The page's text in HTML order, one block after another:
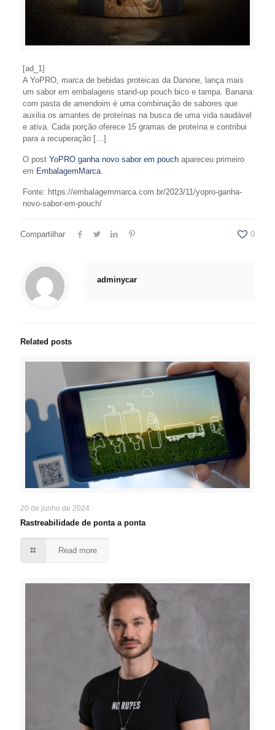
[ad_1]
A YoPRO, marca de bebidas proteicas da Danone, lança mais
um sabor em embalagens stand-up pouch bico e tampa. Banana
com pasta de amendoim é uma combinação de sabores que
auxilia os amantes de proteínas na busca de uma vida saudável
e ativa. Cada porção oferece 15 gramas de proteína e contribui
para a recuperação […]
O post YoPRO ganha novo sabor em pouchapareceu primeiro
em EmbalagemMarca.
Fonte: https://embalagemmarca.com.br/2023/11/yopro-ganha-
novo-sabor-em-pouch/
Compartilhar 0
adminycar
Related posts
20 de junho de 2024
Rastreabilidade de ponta a ponta
Read more